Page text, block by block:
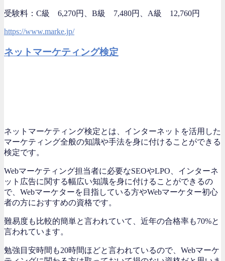
受験料：C級 6,270円、B級 7,480円、A級 12,760円
https://www.marke.jp/
ネットマーケティング検定
ネットマーケティング検定とは、インターネットを活用した
マーケティング全般の知識や手法を身に付けることができる
検定です。
Webマーケティング担当者に必要なSEOやLPO、インターネ
ット広告に関する幅広い知識を身に付けることができるの
で、Webマーケターを目指している方やWebマーケター初心
者の方におすすめの資格です。
難易度も比較的簡単と言われていて、近年の合格率も70%と
言われています。
勉強目安時間も20時間ほどと言われているので、Webマーケ